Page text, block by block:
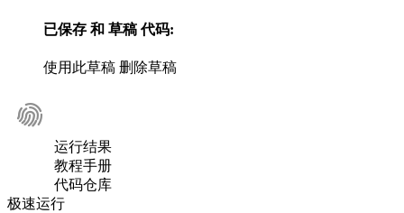
已保存 和 草稿代码:
使用此草稿 删除草稿
运行结果
教程手册
代码仓库
极速运行